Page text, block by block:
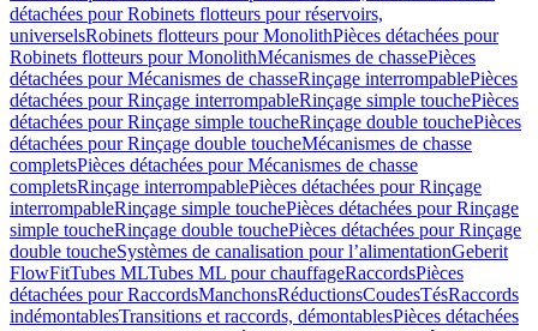
détachées pour Robinets flotteurs pour réservoirs,
universelsRobinets flotteurs pour MonolithPièces détachées pour
Robinets flotteurs pour MonolithMécanismes de chassePièces
détachées pour Mécanismes de chasseRinçage interrompablePièces
détachées pour Rinçage interrompableRinçage simple touchePièces
détachées pour Rinçage simple toucheRinçage double touchePièces
détachées pour Rinçage double toucheMécanismes de chasse
completsPièces détachées pour Mécanismes de chasse
completsRinçage interrompablePièces détachées pour Rinçage
interrompableRinçage simple touchePièces détachées pour Rinçage
simple toucheRinçage double touchePièces détachées pour Rinçage
double toucheSystèmes de canalisation pour l’alimentationGeberit
FlowFitTubes MLTubes ML pour chauffageRaccordsPièces
détachées pour RaccordsManchonsRéductionsCoudesTésRaccords
indémontablesTransitions et raccords, démontablesPièces détachées